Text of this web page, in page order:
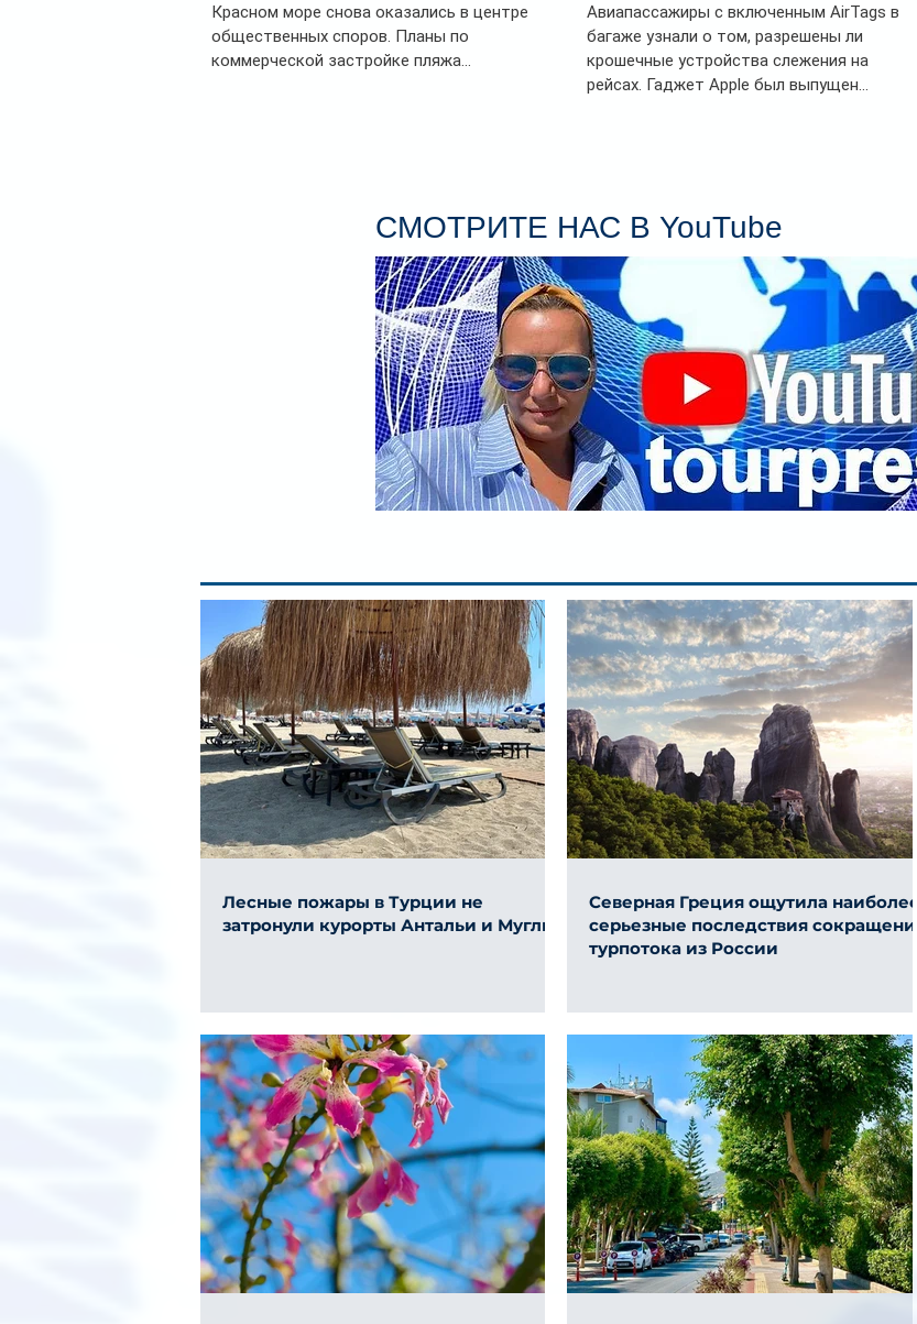
Красном море снова оказались в центре
общественных споров. Планы по
коммерческой застройке пляжа...
Авиапассажиры с включенным AirTags в
багаже узнали о том, разрешены ли
крошечные устройства слежения на
рейсах. Гаджет Apple был выпущен...
СМОТРИТЕ НАС В YouTube
Лесные пожары в Турции не
затронули курорты Антальи и Муглы
Северная Греция ощутила наиболее
серьезные последствия сокращения
турпотока из России